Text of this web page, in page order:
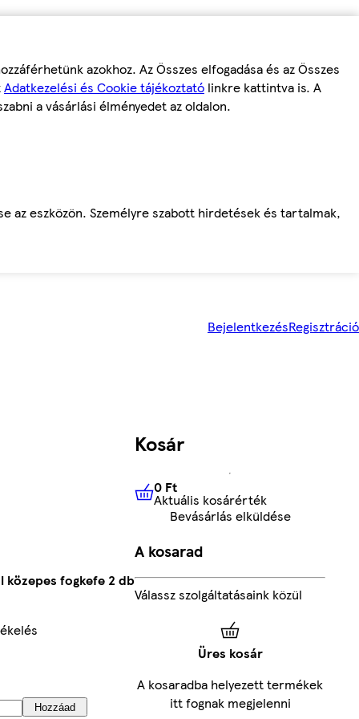
azokhoz. Az Összes elfogadása és az Összes
Adatkezelési és Cookie tájékoztató linkre kattintva is. A
a vásárlási élményedet az oldalon.
az eszközön. Személyre szabott hirdetések és tartalmak,
BejelentkezésRegisztráció
közepes fogkefe 2 db
Hozzáad
Kosár
0 FtAktuális kosárérték
0 Ft
Aktuális kosárérték
Bevásárlás elküldése
A kosarad
Válassz szolgáltatásaink közül
Üres kosár
A kosaradba helyezett termékek
itt fognak megjelenni